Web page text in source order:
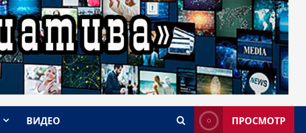
ВИДЕО ПРОСМОТР